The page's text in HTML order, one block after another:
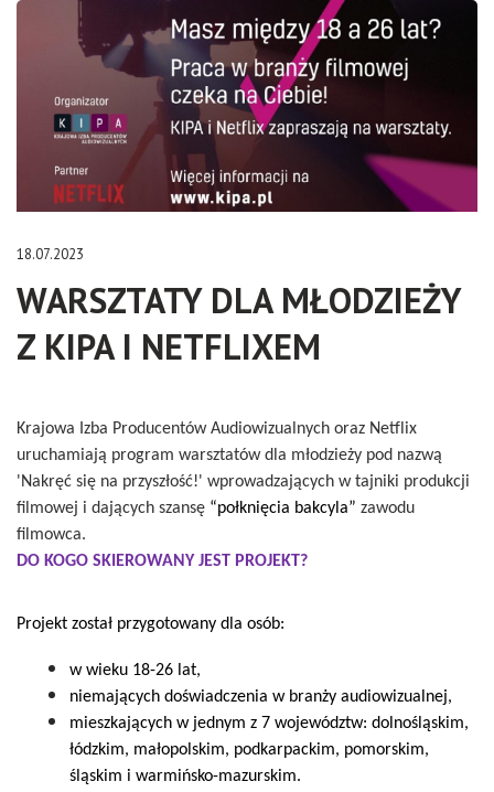
18.07.2023
WARSZTATY DLA MŁODZIEŻY
Z KIPA I NETFLIXEM
Krajowa Izba Producentów Audiowizualnych oraz Netflix
uruchamiają program warsztatów dla młodzieży pod nazwą
'Nakręć się na przyszłość!' wprowadzających w tajniki produkcji
filmowej i dających szansę “połknięcia bakcyla” zawodu
filmowca.
DO KOGO SKIEROWANY JEST PROJEKT?
Projekt został przygotowany dla osób:
w wieku 18-26 lat,
niemających doświadczenia w branży audiowizualnej,
mieszkających w jednym z 7 województw: dolnośląskim,
łódzkim, małopolskim, podkarpackim, pomorskim,
śląskim i warmińsko-mazurskim.